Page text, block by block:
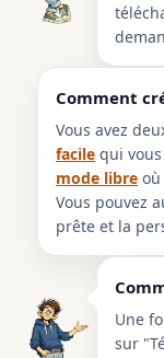
Comment
Vous avez
facile qui
mode libre où
Vous pouvez
prête et la
Une
sur